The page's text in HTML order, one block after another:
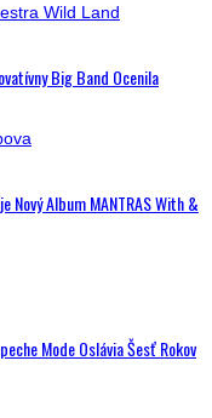
Big Band Ocenila
Album MANTRAS With &
Mode Oslávia Šesť Rokov